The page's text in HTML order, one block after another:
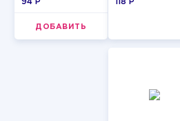
94 P
ДОБАВИТЬ
118 P